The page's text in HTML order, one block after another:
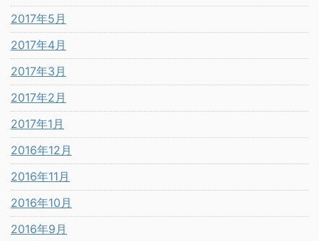
2017年5月
2017年4月
2017年3月
2017年2月
2017年1月
2016年12月
2016年11月
2016年10月
2016年9月